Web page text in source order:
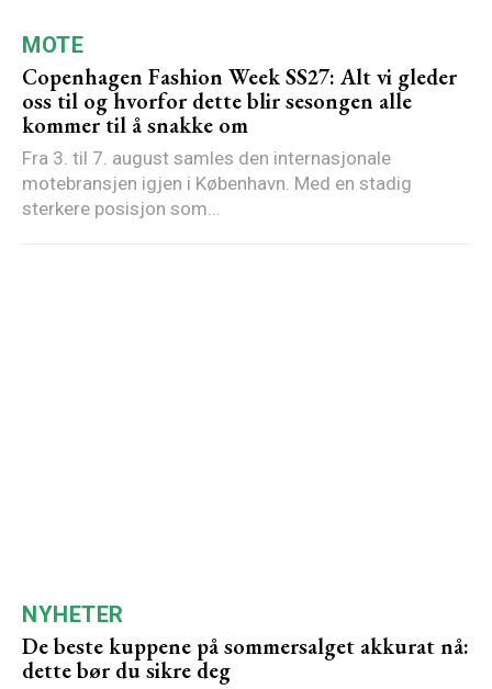
MOTE
Copenhagen Fashion Week SS27: Alt vi gleder
oss til og hvorfor dette blir sesongen alle
kommer til å snakke om
Fra 3. til 7. august samles den internasjonale
motebransjen igjen i København. Med en stadig
sterkere posisjon som...
NYHETER
De beste kuppene på sommersalget akkurat nå:
dette bør du sikre deg